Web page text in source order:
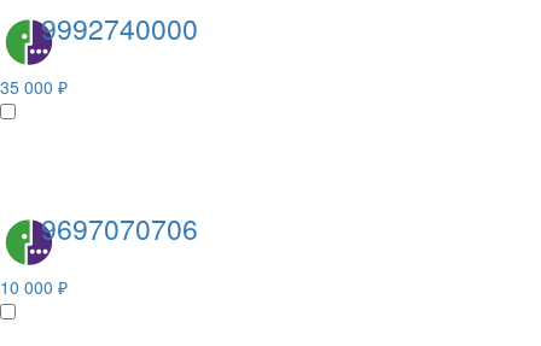
9992740000
35 000 ₽
9697070706
10 000 ₽